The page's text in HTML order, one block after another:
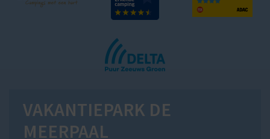
VAKANTIEPARK DE
MEERPAAL